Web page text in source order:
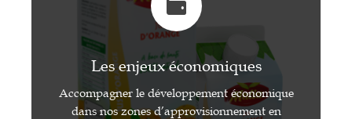
Les enjeux économiques
Accompagner le développement économique
dans nos zones d’approvisionnement en